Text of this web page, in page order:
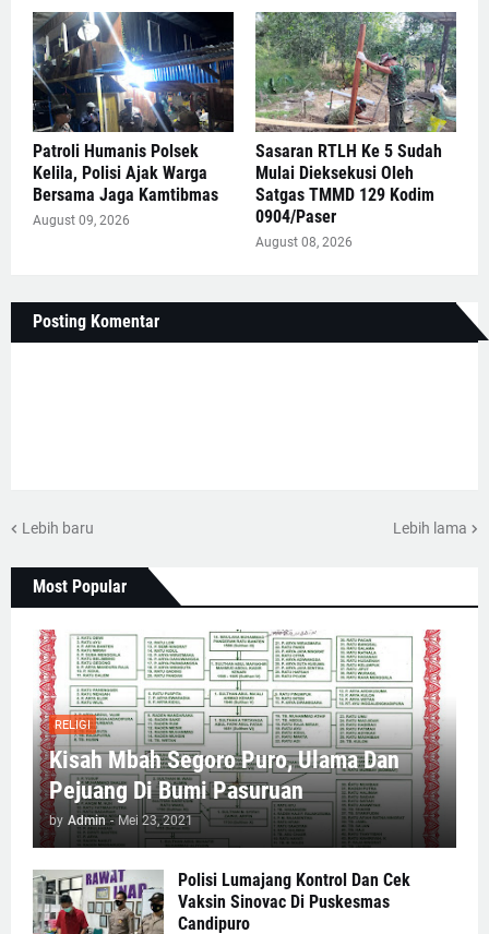
Patroli Humanis Polsek
Kelila, Polisi Ajak Warga
Bersama Jaga Kamtibmas
August 09, 2026
Sasaran RTLH Ke 5 Sudah
Mulai Dieksekusi Oleh
Satgas TMMD 129 Kodim
0904/Paser
August 08, 2026
Posting Komentar
Lebih baru Lebih lama
Most Popular
RELIGI
Kisah Mbah Segoro Puro, Ulama Dan
Pejuang Di Bumi Pasuruan
by Admin - Mei 23, 2021
Polisi Lumajang Kontrol Dan Cek
Vaksin Sinovac Di Puskesmas
Candipuro